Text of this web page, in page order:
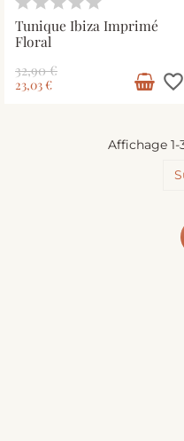
Tunique Ibiza Imprimé
Floral
32,90 €
23,03 € favorite_border
Affichage